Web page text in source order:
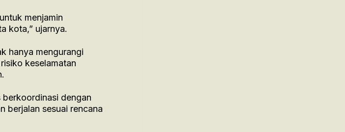
menjamin
kota,” ujarnya.
hanya mengurangi
keselamatan
berkoordinasi dengan
berjalan sesuai rencana